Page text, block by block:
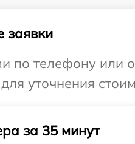
заявки
по телефону или
уточнения
за 35 минут